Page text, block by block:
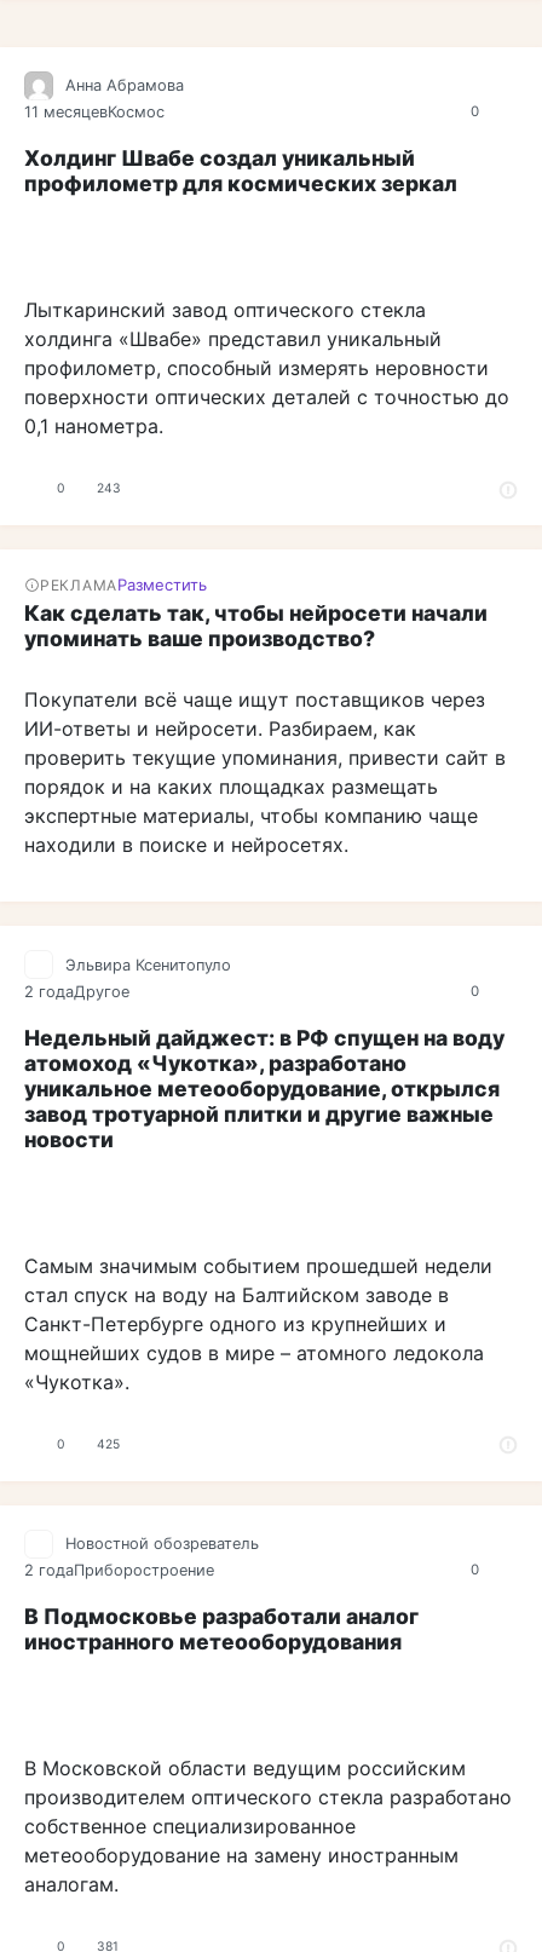
0
Анна Абрамова
11 месяцевКосмос
Холдинг Швабе создал уникальный
профилометр для космических зеркал
Лыткаринский завод оптического стекла
холдинга «Швабе» представил уникальный
профилометр, способный измерять неровности
поверхности оптических деталей с точностью до
0,1 нанометра.
0 243
РЕКЛАМАРазместить
Как сделать так, чтобы нейросети начали
упоминать ваше производство?
Покупатели всё чаще ищут поставщиков через
ИИ-ответы и нейросети. Разбираем, как
проверить текущие упоминания, привести сайт в
порядок и на каких площадках размещать
экспертные материалы, чтобы компанию чаще
находили в поиске и нейросетях.
0
Эльвира Ксенитопуло
2 годаДругое
Недельный дайджест: в РФ спущен на воду
атомоход «Чукотка», разработано
уникальное метеооборудование, открылся
завод тротуарной плитки и другие важные
новости
Самым значимым событием прошедшей недели
стал спуск на воду на Балтийском заводе в
Санкт-Петербурге одного из крупнейших и
мощнейших судов в мире – атомного ледокола
«Чукотка».
0 425
0
Новостной обозреватель
2 годаПриборостроение
В Подмосковье разработали аналог
иностранного метеооборудования
В Московской области ведущим российским
производителем оптического стекла разработано
собственное специализированное
метеооборудование на замену иностранным
аналогам.
0 381